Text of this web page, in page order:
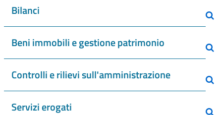
Bilanci
Beni immobili e gestione patrimonio
Controlli e rilievi sull'amministrazione
Servizi erogati